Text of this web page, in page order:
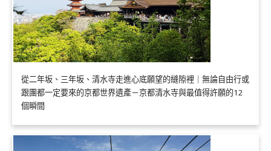
從二年坂、三年坂、清水寺走進心底願望的縫隙裡｜無論自由行或
跟團都一定要來的京都世界遺產－京都清水寺與最值得許願的12
個瞬間